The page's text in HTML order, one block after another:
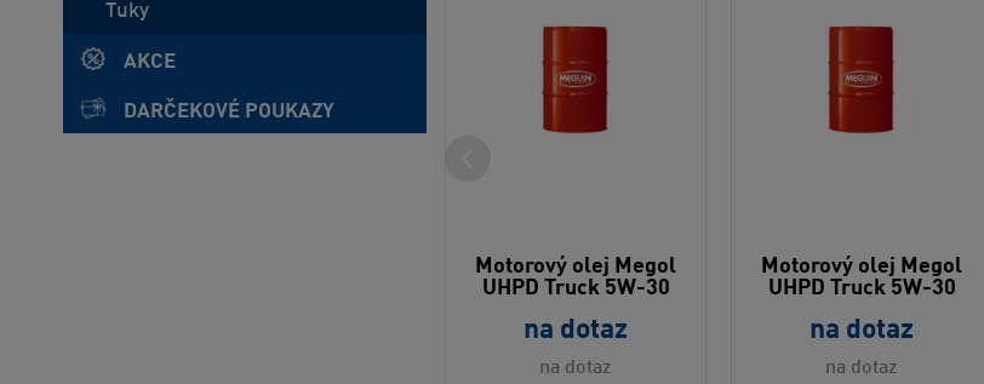
Tuky
AKCE
DARČEKOVÉ POUKAZY
Motorový olej Megol
UHPD Truck 5W-30
na dotaz
na dotaz
Motorový olej Megol
UHPD Truck 5W-30
na dotaz
na dotaz